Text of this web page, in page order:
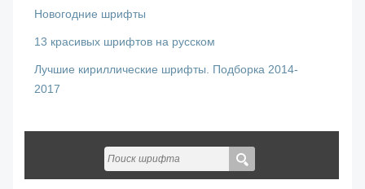
Новогодние шрифты
13 красивых шрифтов на русском
Лучшие кириллические шрифты. Подборка 2014-
2017